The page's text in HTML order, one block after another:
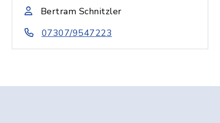
Bertram Schnitzler
07307/9547223